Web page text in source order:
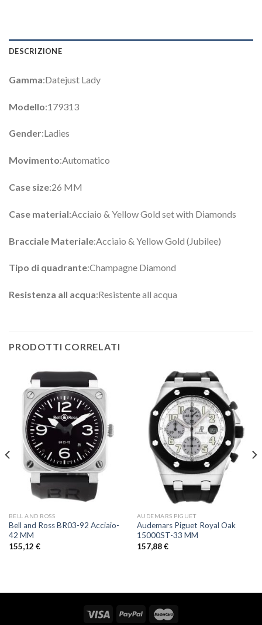
DESCRIZIONE
Gamma:Datejust Lady
Modello:179313
Gender:Ladies
Movimento:Automatico
Case size:26 MM
Case material:Acciaio & Yellow Gold set with Diamonds
Bracciale Materiale:Acciaio & Yellow Gold (Jubilee)
Tipo di quadrante:Champagne Diamond
Resistenza all acqua:Resistente all acqua
PRODOTTI CORRELATI
BELL AND ROSS
Bell and Ross BR03-92 Acciaio-
42 MM
155,12 €
AUDEMARS PIGUET
Audemars Piguet Royal Oak
15000ST-33 MM
157,88€